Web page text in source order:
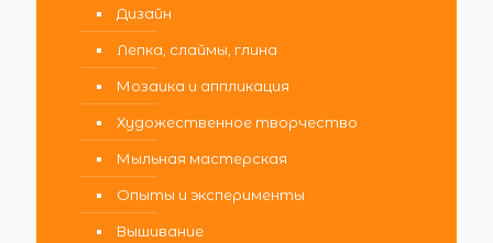
Дизайн
Лепка, слаймы, глина
Мозаика и аппликация
Художественное творчество
Мыльная мастерская
Опыты и эксперименты
Вышивание